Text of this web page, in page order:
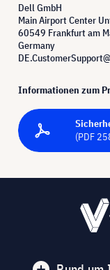
Dell GmbH
Main Airport Center
60549 Frankfurt am
Germany
Informationen zum
(PDF